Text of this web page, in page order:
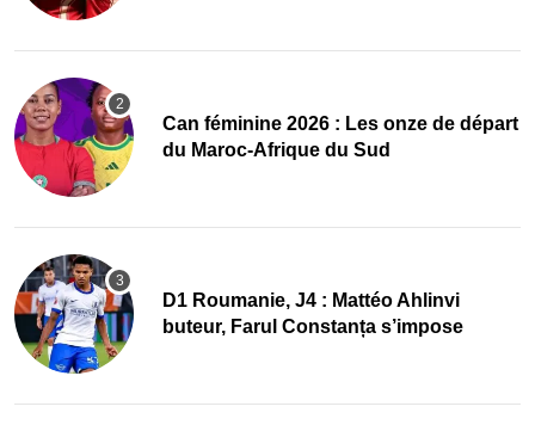
‎Can féminine 2026 : Les onze de départ
du Maroc-Afrique du Sud
D1 Roumanie, J4 : Mattéo Ahlinvi
buteur, Farul Constanța s’impose